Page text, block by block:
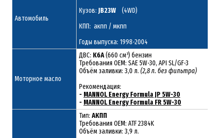
Автомобиль
Кузов: JB23W
(4WD)
КПП: акпп / мкпп
Годы выпуска: 1998-2004
Моторное масло
ДВС: K6A(660 см³) бензин
Требования ОЕМ: SAE 5W-30, API SL/GF-3
Объём заливки: 3,0 л. (2,8 л. без фильтра)
Рекомендация:
- MANNOL Energy Formula JP 5W-30
- MANNOL Energy Formula FR 5W-30
Тип: АКПП
Требования OEM: ATF 2384K
Объём заливки: 3,9 л.